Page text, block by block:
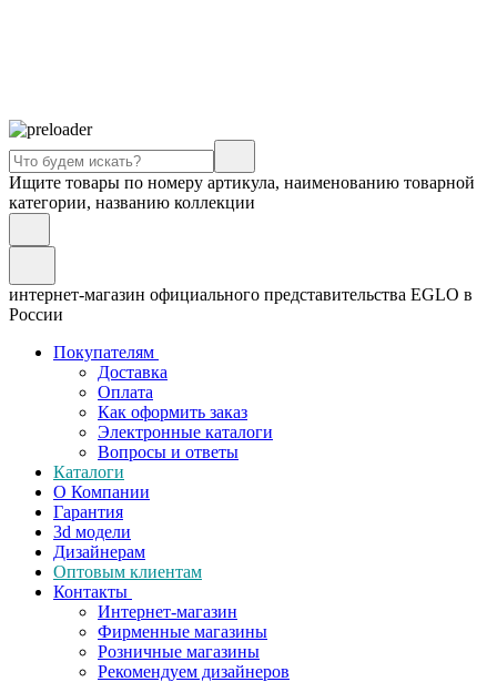
Ищите товары по номеру артикула, наименованию товарной
категории, названию коллекции
интернет-магазин официального представительства EGLO в
России
Покупателям
Доставка
Оплата
Как оформить заказ
Электронные каталоги
Вопросы и ответы
Каталоги
О Компании
Гарантия
3d модели
Дизайнерам
Оптовым клиентам
Контакты
Интернет-магазин
Фирменные магазины
Розничные магазины
Рекомендуем дизайнеров